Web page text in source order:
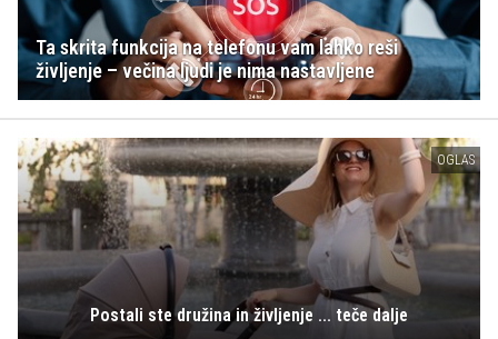
Ta skrita funkcija na telefonu vam lahko reši
življenje – večina ljudi je nima nastavljene
OGLAS
Postali ste družina in življenje ... teče dalje